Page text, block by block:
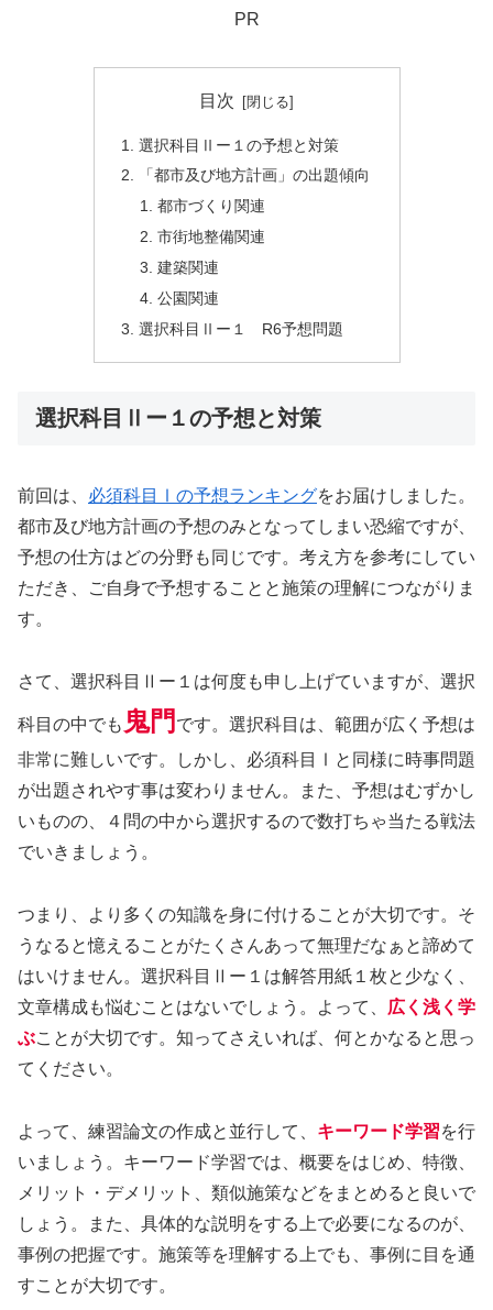
PR
目次
選択科目Ⅱー１の予想と対策
「都市及び地方計画」の出題傾向
都市づくり関連
市街地整備関連
建築関連
公園関連
選択科目Ⅱー１ R6予想問題
選択科目Ⅱー１の予想と対策
前回は、 必須科目Ⅰの予想ランキングをお届けしました。
都市及び地方計画の予想のみとなってしまい恐縮ですが、
予想の仕方はどの分野も同じです。考え方を参考にしてい
ただき、ご自身で予想することと施策の理解につながりま
す。
さて、選択科目Ⅱー１は何度も申し上げていますが、選択
科目の中でも 鬼門 です。選択科目は、範囲が広く予想は
非常に難しいです。しかし、必須科目Ⅰと同様に時事問題
が出題されやす事は変わりません。また、予想はむずかし
いものの、４問の中から選択するので数打ちゃ当たる戦法
でいきましょう。
つまり、より多くの知識を身に付けることが大切です。そ
うなると憶えることがたくさんあって無理だなぁと諦めて
はいけません。選択科目Ⅱー１は解答用紙１枚と少なく、
文章構成も悩むことはないでしょう。よって、 広く浅く学
ぶことが大切です。知ってさえいれば、何とかなると思っ
てください。
よって、練習論文の作成と並行して、 キーワード学習を行
いましょう。キーワード学習では、概要をはじめ、特徴、
メリット・デメリット、類似施策などをまとめると良いで
しょう。また、具体的な説明をする上で必要になるのが、
事例の把握です。施策等を理解する上でも、事例に目を通
すことが大切です。